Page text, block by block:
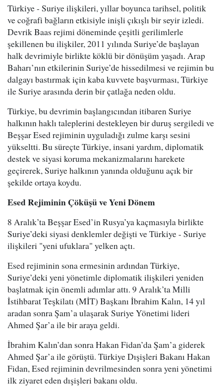
Türkiye - Suriye ilişkileri, yıllar boyunca tarihsel, politik
ve coğrafi bağların etkisiyle inişli çıkışlı bir seyir izledi.
Devrik Baas rejimi döneminde çeşitli gerilimlerle
şekillenen bu ilişkiler, 2011 yılında Suriye’de başlayan
halk devrimiyle birlikte köklü bir dönüşüm yaşadı. Arap
Baharı’nın etkilerinin Suriye’de hissedilmesi ve rejimin bu
dalgayı bastırmak için kaba kuvvete başvurması, Türkiye
ile Suriye arasında derin bir çatlağa neden oldu.
Türkiye, bu devrimin başlangıcından itibaren Suriye
halkının haklı taleplerini destekleyen bir duruş sergiledi ve
Beşşar Esed rejiminin uyguladığı zulme karşı sesini
yükseltti. Bu süreçte Türkiye, insani yardım, diplomatik
destek ve siyasi koruma mekanizmalarını harekete
geçirerek, Suriye halkının yanında olduğunu açık bir
şekilde ortaya koydu.
Esed Rejiminin Çöküşü ve Yeni Dönem
8 Aralık’ta Beşşar Esed’in Rusya’ya kaçmasıyla birlikte
Suriye’deki siyasi denklemler değişti ve Türkiye - Suriye
ilişkileri "yeni ufuklara" yelken açtı.
Esed rejiminin sona ermesinin ardından Türkiye,
Suriye’deki yeni yönetimle diplomatik ilişkileri yeniden
başlatmak için önemli adımlar attı. 9 Aralık’ta Milli
İstihbarat Teşkilatı (MİT) Başkanı İbrahim Kalın, 14 yıl
aradan sonra Şam’a ulaşarak Suriye Yönetimi lideri
Ahmed Şar’a ile bir araya geldi.
İbrahim Kalın’dan sonra Hakan Fidan’da Şam’a giderek
Ahmed Şar’a ile görüştü. Türkiye Dışişleri Bakanı Hakan
Fidan, Esed rejiminin devrilmesinden sonra yeni yönetimi
ilk ziyaret eden dışişleri bakanı oldu.